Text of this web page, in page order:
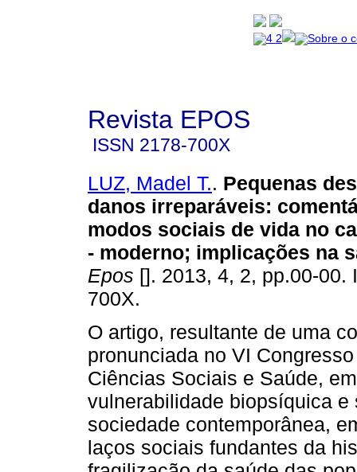
Revista EPOS
ISSN 2178-700X
LUZ, Madel T.. Pequenas
danos irreparáveis:
modos sociais de vida no
- moderno; implicações na
Epos []. 2013, 4, 2, pp.00-00.
700X.
O artigo, resultante de uma
pronunciada no VI
Ciências Sociais e Saúde,
vulnerabilidade biopsíquica
sociedade contemporânea,
laços sociais fundantes da